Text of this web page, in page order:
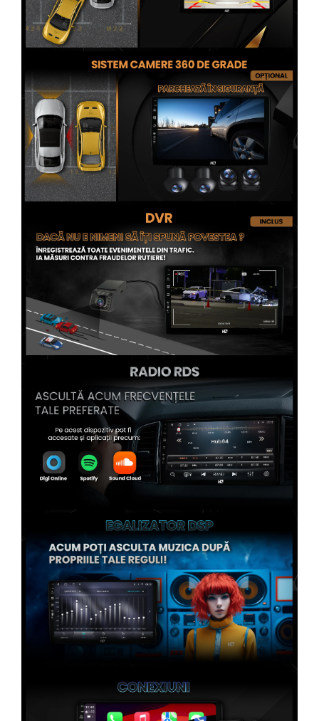
Conectică Volkswagen
Conectică Skoda
Conectică Honda
Conectică BMW
Conectică BMW
Conectică Chevrolet
Conectică Renault
Conectică Kia
Conectică Mitsubishi
Conectică Seat
Conectică Porsche
Conectică Daihatsu
Conectică Alfa Romeo
Conectică Nissan
Conectică Peugeot